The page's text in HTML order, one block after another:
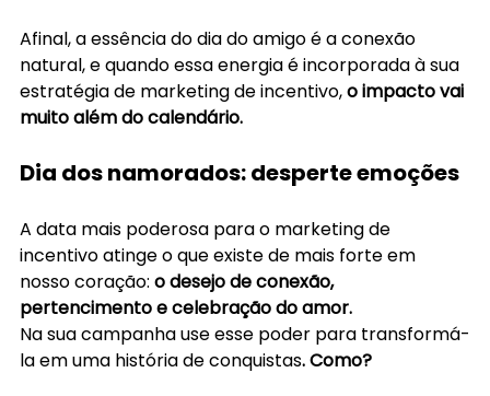
Afinal, a essência do dia do amigo é a conexão
natural, e quando essa energia é incorporada à sua
estratégia de marketing de incentivo, o impacto vai
muito além do calendário.
Dia dos namorados: desperte emoções
A data mais poderosa para o marketing de
incentivo atinge o que existe de mais forte em
nosso coração: o desejo de conexão,
pertencimento e celebração do amor.
Na sua campanha use esse poder para transformá-
la em uma história de conquistas. Como?